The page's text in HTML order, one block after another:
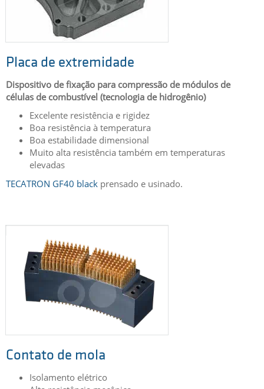
Placa de extremidade
Dispositivo de fixação para compressão de módulos de
células de combustível (tecnologia de hidrogênio)
Excelente resistência e rigidez
Boa resistência à temperatura
Boa estabilidade dimensional
Muito alta resistência também em temperaturas
elevadas
TECATRON GF40 black prensado e usinado.
Contato de mola
Isolamento elétrico